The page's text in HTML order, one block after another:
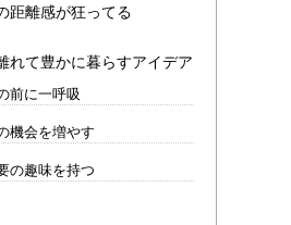
距離感が狂ってる
れて豊かに暮らすアイデア
前に一呼吸
機会を増やす
の趣味を持つ